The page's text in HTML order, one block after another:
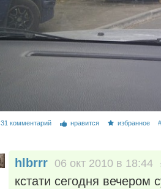
31 комментарий нравится избранное
hlbrrr 06 окт 2010 в 18:44
кстати сегодня вечером